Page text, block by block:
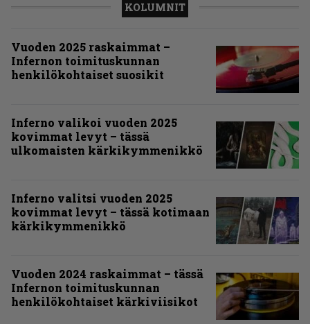
KOLUMNIT
Vuoden 2025 raskaimmat –
Infernon toimituskunnan
henkilökohtaiset suosikit
Inferno valikoi vuoden 2025
kovimmat levyt – tässä
ulkomaisten kärkikymmenikkö
Inferno valitsi vuoden 2025
kovimmat levyt – tässä kotimaan
kärkikymmenikkö
Vuoden 2024 raskaimmat – tässä
Infernon toimituskunnan
henkilökohtaiset kärkiviisikot